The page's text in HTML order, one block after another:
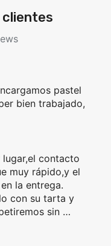
clientes
pastel
bien trabajado,
lugar,el contacto
muy rápido,y el
la entrega.
con su tarta y
sin …